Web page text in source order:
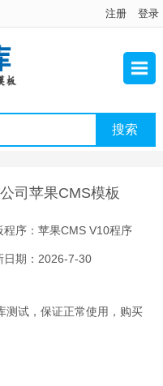
注册 登录
司苹果CMS模板
程序：苹果CMS V10程序
日期：2026-7-30
测试，保证正常使用，购买